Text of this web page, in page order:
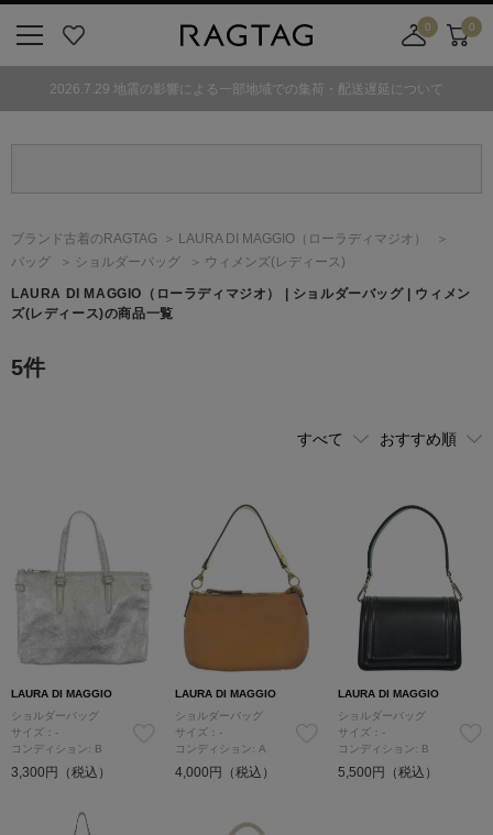
気
0
舗
カ
ト
0
2026.7.29 地震の影響による一部地域での集荷・配送遅延について
ブランド古着のRAGTAG LAURA DI MAGGIO （ローラディマジオ）
バッグ
ショルダーバッグ ウィメンズ(レディース)
LAURA DI MAGGIO （ローラディマジオ）
| ショルダーバッグ | ウィメン
ズ(レディース)の商品一覧
5件
LAURA DI MAGGIO
ショルダーバッグ
サイズ：-
コンディション: B
3,300円（税込）
LAURA DI MAGGIO
ショルダーバッグ
サイズ：-
コンディション: A
4,000円（税込）
LAURA DI MAGGIO
ショルダーバッグ
サイズ：-
コンディション: B
5,500円（税込）